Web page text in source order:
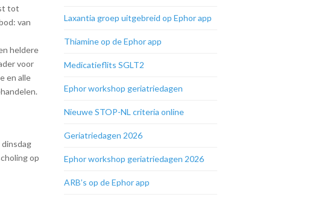
tot
van
heldere
voor
en alle
op
Laxantia groep uitgebreid op Ephor app
Thiamine op de Ephor app
Medicatieflits SGLT2
Ephor workshop geriatriedagen
Nieuwe STOP-NL criteria online
Geriatriedagen 2026
Ephor workshop geriatriedagen 2026
ARB’s op de Ephor app